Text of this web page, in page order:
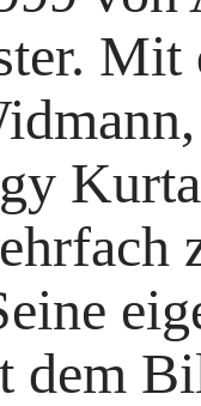
Mit
dem